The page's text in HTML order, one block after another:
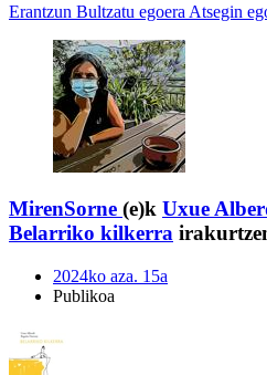
Erantzun Bultzatu egoera Atsegin
MirenSorne (e)k Uxue
Belarriko kilkerra
2024ko aza. 15a
Publikoa